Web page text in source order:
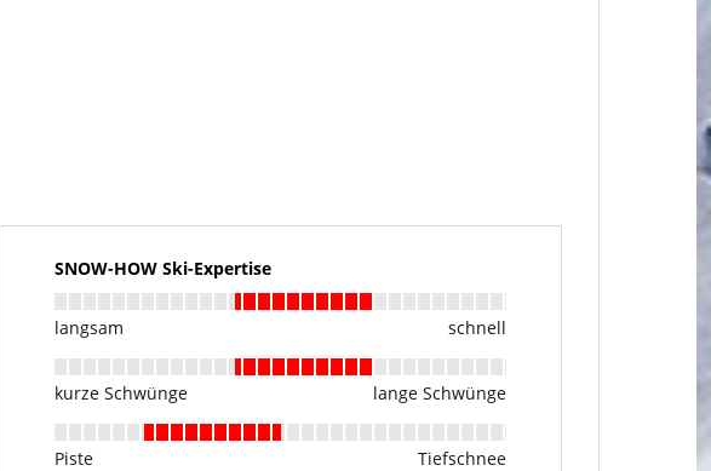
SNOW-HOW Ski-Expertise
langsam schnell
kurze Schwünge lange Schwünge
Piste Tiefschnee